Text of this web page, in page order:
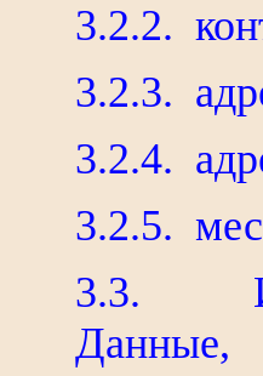
3.2.2.
3.2.3.
3.2.4.
3.2.5.
3.3.